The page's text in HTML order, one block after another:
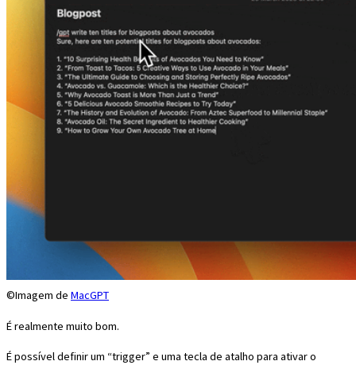
©Imagem de MacGPT
É realmente muito bom.
É possível definir um “trigger” e uma tecla de atalho para ativar o